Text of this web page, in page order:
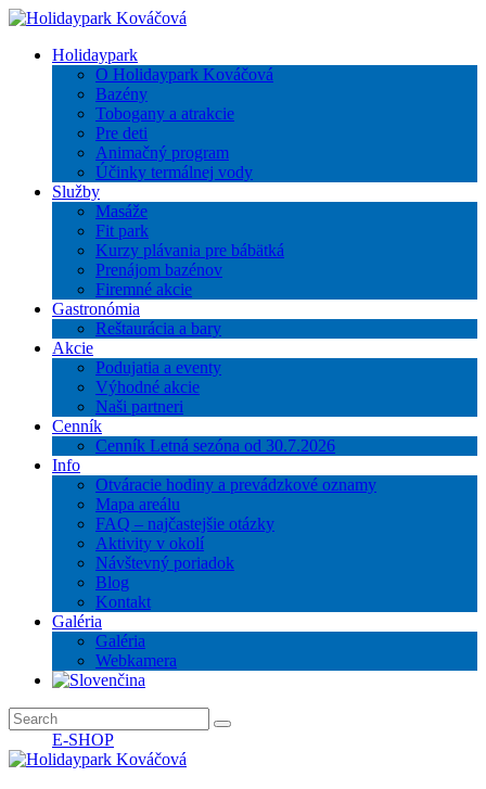
Holidaypark
O Holidaypark Kováčová
Bazény
Tobogany a atrakcie
Pre deti
Animačný program
Účinky termálnej vody
Služby
Masáže
Fit park
Kurzy plávania pre bábätká
Prenájom bazénov
Firemné akcie
Gastronómia
Reštaurácia a bary
Akcie
Podujatia a eventy
Výhodné akcie
Naši partneri
Cenník
Cenník Letná sezóna od 30.7.2026
Info
Otváracie hodiny a prevádzkové oznamy
Mapa areálu
FAQ – najčastejšie otázky
Aktivity v okolí
Návštevný poriadok
Blog
Kontakt
Galéria
Galéria
Webkamera
E-SHOP